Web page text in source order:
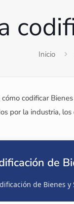
Inicio
codificar
por la industria,
de
de Bienes y